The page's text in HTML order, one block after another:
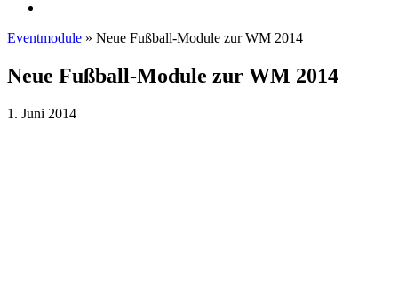
Eventmodule » Neue Fußball-Module zur WM 2014
Neue Fußball-Module zur WM 2014
1. Juni 2014